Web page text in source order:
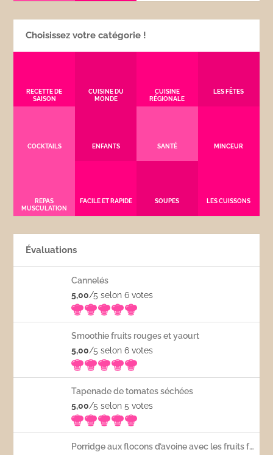
Choisissez votre catégorie !
RECETTE DE
SAISON
CUISINE DU
MONDE
CUISINE
RÉGIONALE
LES FÊTES
COCKTAILS ENFANTS SANTÉ MINCEUR
REPAS
MUSCULATION
FACILE ET RAPIDE SOUPES LES CUISSONS
Évaluations
Cannelés
5,00/5 selon 6votes
Smoothie fruits rouges et yaourt
5,00/5 selon 6votes
Tapenade de tomates séchées
5,00/5 selon 5votes
Porridge aux flocons d’avoine avec les fruits frais